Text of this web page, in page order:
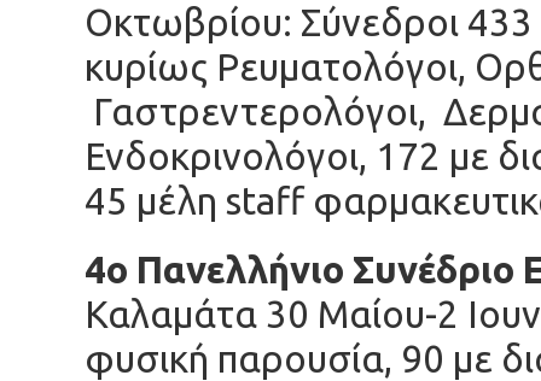
Οκτωβρίου: Σύνεδροι
κυρίως Ρευματολόγοι,
Γαστρεντερολόγοι,
Ενδοκρινολόγοι, 172 με
45 μέλη staff
4ο Πανελλήνιο Συνέδριο
Καλαμάτα 30 Μαίου-2
φυσική παρουσία, 90 με